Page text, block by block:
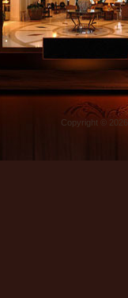
Copyright ©